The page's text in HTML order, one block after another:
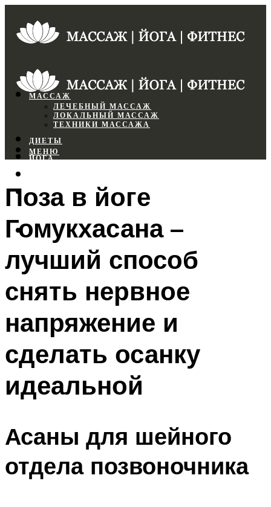
МАССАЖ
ЛЕЧЕБНЫЙ МАССАЖ
ЛОКАЛЬНЫЙ МАССАЖ
ТЕХНИКИ МАССАЖА
ДИЕТЫ
ЙОГА
ФИТНЕС
МЕНЮ
МЕНЮ
Поза в йоге
Гомукхасана –
лучший способ
снять нервное
напряжение и
сделать осанку
идеальной
Асаны для шейного
отдела позвоночника